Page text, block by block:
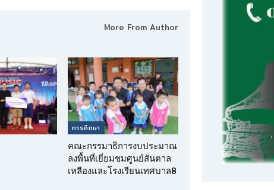
More From Author
การศึกษา
คณะกรรมาธิการงบประมาณ
ลงพื้นที่เยี่ยมชมศูนย์สันตาล
เหลืองและโรงเรียนเทศบาล8